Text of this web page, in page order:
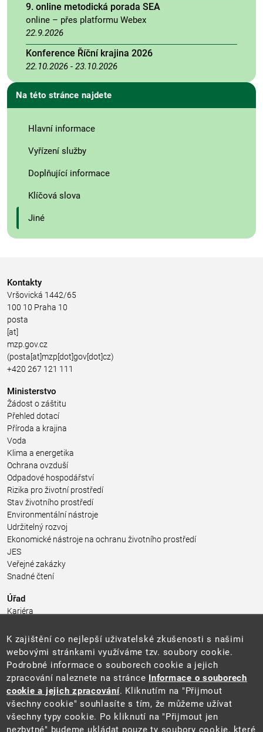
9. online metodická porada SEA
online – přes platformu Webex
22.9.2026
Konference Říční krajina 2026
22.10.2026 - 23.10.2026
Na této stránce najdete
Hlavní informace
Vyřízení služby
Doplňující informace
Klíčová slova
Jiné
Kontakty
Vršovická 1442/65
100 10 Praha 10
posta
[at]
mzp.gov.cz
(posta[at]mzp[dot]gov[dot]cz)
+420 267 121 111
Ministerstvo
Žádost o záštitu
Přehled dotací
Příroda a krajina
Voda
Klima a energetika
Ochrana ovzduší
Odpadové hospodářství
Rizika pro životní prostředí
Stav životního prostředí
Environmentální nástroje
Udržitelný rozvoj
Ekonomické nástroje na ochranu životního prostředí
JES
Veřejné zakázky
Snadné čtení
Úřad
Kariéra
Pro média a veřejnost
Povinně zveřejňované informace
Kontakty
Přistupnost budovy úřadu MŽP
(PDF, 204 kB)
Web
Aktuality
Ochrana osobních údajů
K zajištění co nejlepší uživatelské zkušenosti s našimi
webovými stránkami využíváme tzv. soubory cookie.
Podrobné informace o souborech cookie a jejich
zpracování naleznete na stránce Informace o souborech
cookie a jejich zpracování. Kliknutím na "Přijmout
všechny cookie" souhlasíte s tím, že můžeme užívat
všechny typy cookie. Po kliknutí na "Přijmout jen
nezbytné" budeme ukládat pouze ty soubory cookie, které